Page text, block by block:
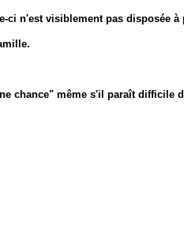
ci n'est visiblement pas disposée à
chance" même s'il paraît difficile